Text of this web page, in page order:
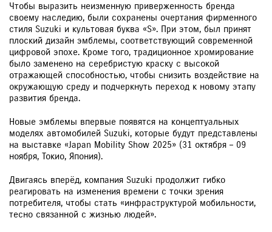
Чтобы выразить неизменную приверженность бренда
своему наследию, были сохранены очертания фирменного
стиля Suzuki и культовая буква «S». При этом, был принят
плоский дизайн эмблемы, соответствующий современной
цифровой эпохе. Кроме того, традиционное хромирование
было заменено на серебристую краску с высокой
отражающей способностью, чтобы снизить воздействие на
окружающую среду и подчеркнуть переход к новому этапу
развития бренда.
Новые эмблемы впервые появятся на концептуальных
моделях автомобилей Suzuki, которые будут представлены
на выставке «Japan Mobility Show 2025» (31 октября – 09
ноября, Токио, Япония).
Двигаясь вперёд, компания Suzuki продолжит гибко
реагировать на изменения времени с точки зрения
потребителя, чтобы стать «инфраструктурой мобильности,
тесно связанной с жизнью людей».